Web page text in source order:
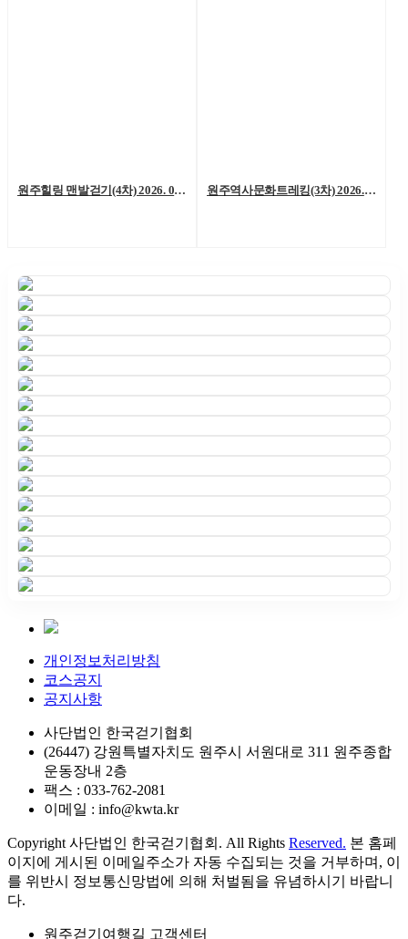
원주힐링 맨발걷기(4차) 2026. 06. 06. (토) 원주역사문화트레킹(3차) 2026. 05. 23.(토)
개인정보처리방침
코스공지
공지사항
사단법인 한국걷기협회
(26447) 강원특별자치도 원주시 서원대로 311 원주종합
운동장내 2층
팩스 : 033-762-2081
이메일 : info@kwta.kr
Copyright 사단법인 한국걷기협회. All Rights Reserved. 본 홈페
이지에 게시된 이메일주소가 자동 수집되는 것을 거부하며, 이
를 위반시 정보통신망법에 의해 처벌됨을 유념하시기 바랍니
다.
원주걷기여행길 고객센터